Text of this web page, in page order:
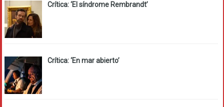
Crítica: ‘El síndrome Rembrandt’
Crítica: ‘En mar abierto’